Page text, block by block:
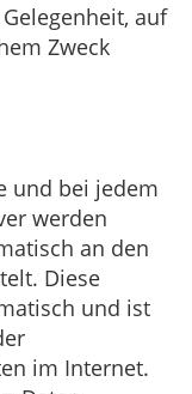
auf
Zweck
und bei jedem
werden
an den
Diese
und ist
im Internet.